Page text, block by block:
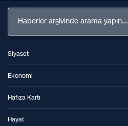
Haberler arşivinde arama yapın...
Siyaset
Ekonomi
Hafıza Kartı
Hayat